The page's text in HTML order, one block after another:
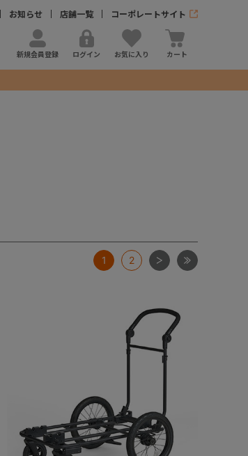
お知らせ 店舗一覧 コーポレートサイト
新規会員登録 ログイン お気に入り カート
1 2 次 最後